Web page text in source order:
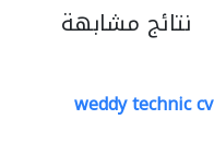
نتائج مشابهة
weddy technic cv